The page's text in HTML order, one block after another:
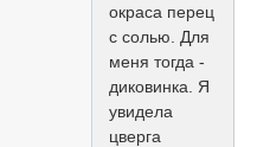
окраса перец
с солью. Для
меня тогда -
диковинка. Я
увидела
цверга